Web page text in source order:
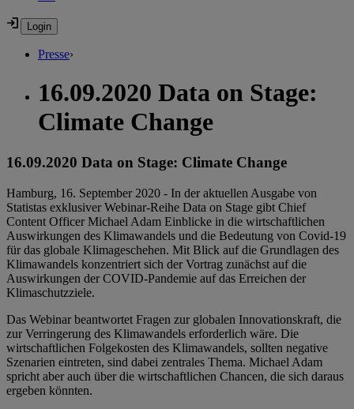
Presse›
16.09.2020 Data on Stage:
Climate Change
16.09.2020 Data on Stage: Climate Change
Hamburg, 16. September 2020 - In der aktuellen Ausgabe von
Statistas exklusiver Webinar-Reihe Data on Stage gibt Chief
Content Officer Michael Adam Einblicke in die wirtschaftlichen
Auswirkungen des Klimawandels und die Bedeutung von Covid-19
für das globale Klimageschehen. Mit Blick auf die Grundlagen des
Klimawandels konzentriert sich der Vortrag zunächst auf die
Auswirkungen der COVID-Pandemie auf das Erreichen der
Klimaschutzziele.
Das Webinar beantwortet Fragen zur globalen Innovationskraft, die
zur Verringerung des Klimawandels erforderlich wäre. Die
wirtschaftlichen Folgekosten des Klimawandels, sollten negative
Szenarien eintreten, sind dabei zentrales Thema. Michael Adam
spricht aber auch über die wirtschaftlichen Chancen, die sich daraus
ergeben könnten.